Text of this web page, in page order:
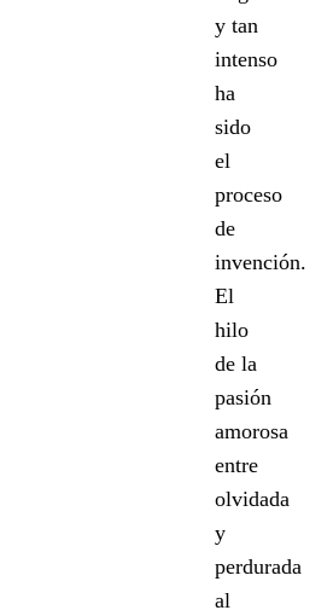
y tan
intenso
ha
sido
el
proceso
de
invención.
El
hilo
de la
pasión
amorosa
entre
olvidada
y
perdurada
al